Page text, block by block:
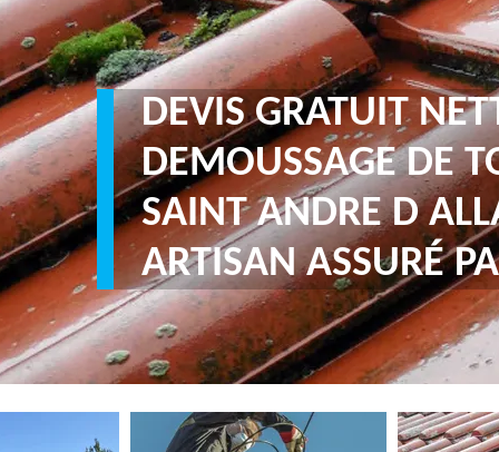
DEVIS GRATUIT
DEMOUSSAGE DE
SAINT ANDRE D
ARTISAN ASSURÉ